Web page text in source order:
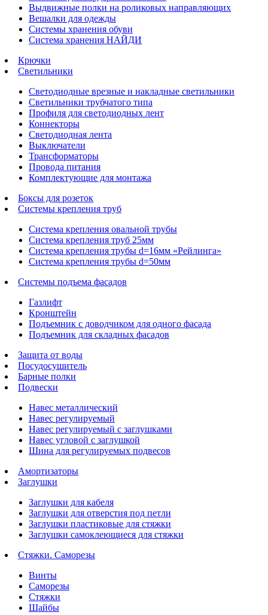
Выдвижные полки на роликовых направляющих
Вешалки для одежды
Системы хранения обуви
Система хранения НАЙДИ
Крючки
Светильники
Светодиодные врезные и накладные светильники
Светильники трубчатого типа
Профиля для светодиодных лент
Коннекторы
Светодиодная лента
Выключатели
Трансформаторы
Провода питания
Комплектующие для монтажа
Боксы для розеток
Системы крепления труб
Система крепления овальной трубы
Система крепления труб 25мм
Система крепления трубы d=16мм «Рейлинга»
Система крепления трубы d=50мм
Системы подъема фасадов
Газлифт
Кронштейн
Подъемник с доводчиком для одного фасада
Подъемник для складных фасадов
Защита от воды
Посудосушитель
Барные полки
Подвески
Навес металлический
Навес регулируемый
Навес регулируемый с заглушками
Навес угловой с заглушкой
Шина для регулируемых подвесов
Амортизаторы
Заглушки
Заглушки для кабеля
Заглушки для отверстия под петли
Заглушки пластиковые для стяжки
Заглушки самоклеющиеся для стяжки
Стяжки. Саморезы
Винты
Саморезы
Стяжки
Шайбы